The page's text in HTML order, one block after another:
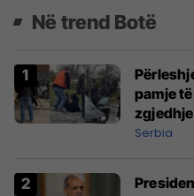
Në trend Botë
pamje
Serbisë
Serbia